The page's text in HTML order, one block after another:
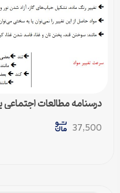
درسنامه مطالعات
37,500